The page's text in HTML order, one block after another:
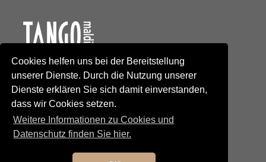
Cookies helfen uns bei der Bereitstellung
unserer Dienste. Durch die Nutzung unserer
Dienste erklären Sie sich damit einverstanden,
dass wir Cookies setzen.
Weitere Informationen zu Cookies und
Datenschutz finden Sie hier.
Newsletteranmeldung
Newsletterabmeldung
Social Media
Neumarkterstrasse 71
81673 München